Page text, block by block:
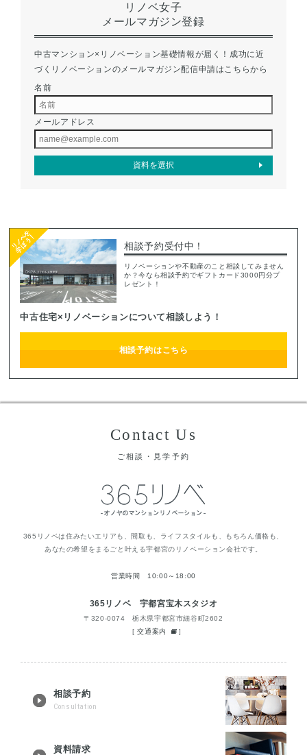
リノベ女子
メールマガジン登録
中古マンション×リノベーション基礎情報が届く！成功に近
づくリノベーションのメールマガジン配信申請はこちらから
名前
メールアドレス
相談予約受付中！
リノベーションや不動産のこと相談してみません
か？今なら相談予約でギフトカード3000円分プ
レゼント！
中古住宅×リノベーションについて相談しよう！
相談予約はこちら
Contact Us
ご相談・見学予約
365リノベは住みたいエリアも、間取も、ライフスタイルも、もちろん価格も、
あなたの希望をまるごと叶える宇都宮のリノベーション会社です。
営業時間 10:00～18:00
365リノベ 宇都宮宝木スタジオ
〒320-0074 栃木県宇都宮市細谷町2602
[交通案内 ]
相談予約
Consultation
資料請求